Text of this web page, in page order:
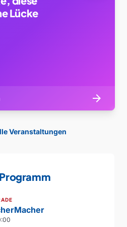
Lücke
arrow_forward
Veranstaltungen